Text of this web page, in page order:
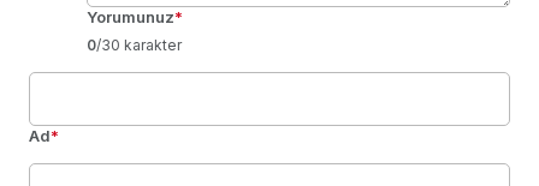
Yorumunuz*
0/30 karakter
Ad*